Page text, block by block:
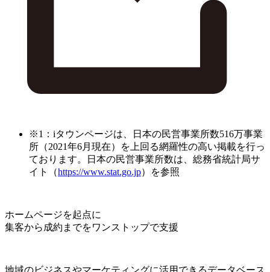
※1：iタウンページは、日本の民営事業所数516万事業
所（2021年6月現在）を上回る網羅性の高い掲載を行っ
ております。日本の民営事業所数は、総務省統計局サ
イト（https://www.stat.go.jp）を参照
ホームページを起点に
集客から成約までをワンストップで支援
地域のビジネスやマーケティングに活用できるデータベース